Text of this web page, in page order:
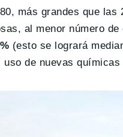
más grandes que
al menor número
(esto se logrará
uso de nuevas